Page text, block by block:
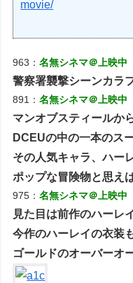
movie/
963：名無シネマ＠上映中
警察署襲撃シーンカラ
891：名無シネマ＠上映中
マンオブスティールか
DCEUの中の一本のス
その人気キャラ、ハー
ポップな冒険物と思え
975：名無シネマ＠上映中
見た目は前作のハーレ
今作のハーレイの衣装
ゴールドのオーバーオ